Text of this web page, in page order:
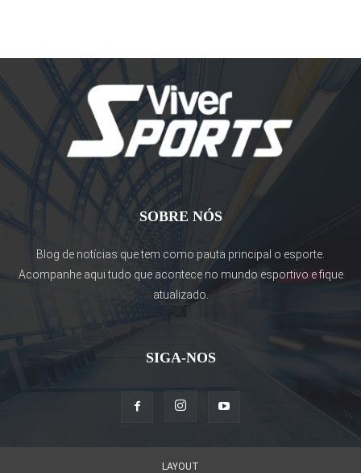
SOBRE NÓS
Blog de notícias que tem como pauta principal o esporte.
Acompanhe aqui tudo que acontece no mundo esportivo e fique
atualizado.
SIGA-NOS
LAYOUT